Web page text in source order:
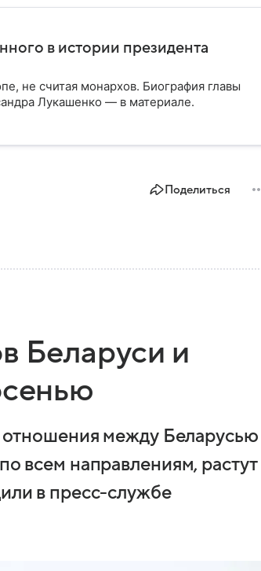
в истории президента
не считая монархов. Биография главы
Лукашенко — в материале.
Поделиться
Беларуси и
между Беларусью
всем направлениям, растут
в пресс-службе